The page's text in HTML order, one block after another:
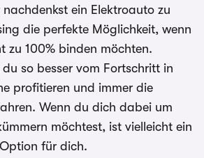
ein Elektroauto zu
die perfekte Möglichkeit, wenn
zu 100% binden möchten.
so besser vom Fortschritt in
profitieren und immer die
Wenn du dich dabei um
möchtest, ist vielleicht ein
für dich.